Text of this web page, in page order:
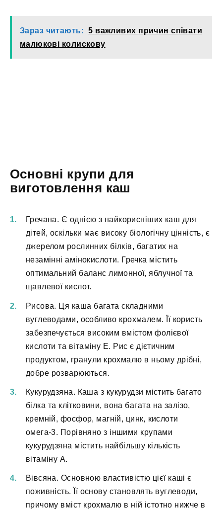
Зараз читають: 5 важливих причин співати
малюкові колискову
Основні крупи для
виготовлення каш
Гречана. Є однією з найкорисніших каш для
дітей, оскільки має високу біологічну цінність, є
джерелом рослинних білків, багатих на
незамінні амінокислоти. Гречка містить
оптимальний баланс лимонної, яблучної та
щавлевої кислот.
Рисова. Ця каша багата складними
вуглеводами, особливо крохмалем. Її користь
забезпечується високим вмістом фолієвої
кислоти та вітаміну Е. Рис є дієтичним
продуктом, гранули крохмалю в ньому дрібні,
добре розварюються.
Кукурудзяна. Каша з кукурудзи містить багато
білка та клітковини, вона багата на залізо,
кремній, фосфор, магній, цинк, кислоти
омега-3. Порівняно з іншими крупами
кукурудзяна містить найбільшу кількість
вітаміну А.
Вівсяна. Основною властивістю цієї каші є
поживність. Її основу становлять вуглеводи,
причому вміст крохмалю в ній істотно нижче в